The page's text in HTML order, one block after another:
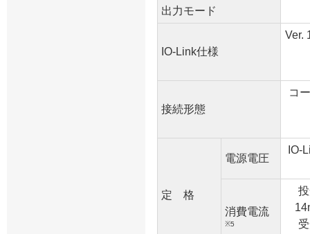
出力モード
IO-Link仕様
Ver.
接続形態
コ
定 格
電源電圧
IO-
消費電流
※5